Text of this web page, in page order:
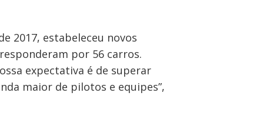
2017, estabeleceu novos
por 56 carros.
expectativa é de superar
maior de pilotos e equipes”,